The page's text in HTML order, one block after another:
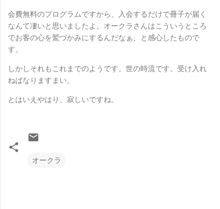
会費無料のプログラムですから、入会するだけで冊子が届く
なんて凄いと思いましたよ。オークラさんはこういうところ
でお客の心を鷲づかみにするんだなぁ、と感心したもので
す。
しかしそれもこれまでのようです。世の時流です。受け入れ
ねばなりますまい。
とはいえやはり、寂しいですね。
オークラ